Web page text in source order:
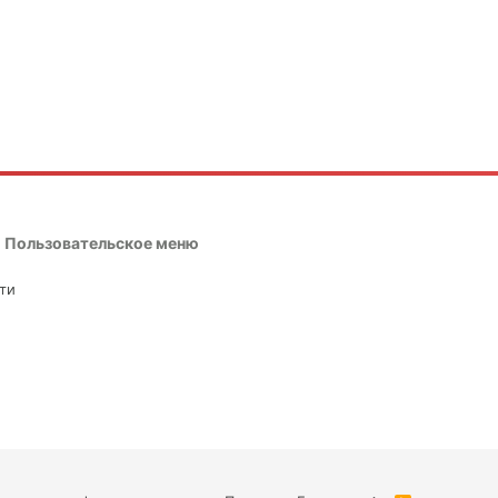
Пользовательское меню